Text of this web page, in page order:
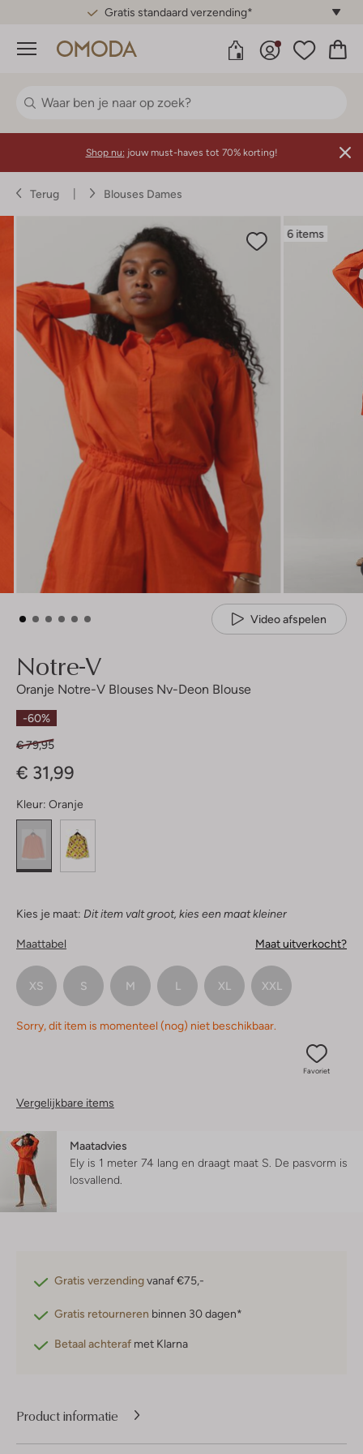
Gratis standaard verzending*
Menu
Shop nu: jouw must-haves tot 70% korting!
Terug Blouses Dames
6 items
Video afspelen
Notre-V
Oranje Notre-V Blouses Nv-Deon Blouse
-60%
€ 79,95
€ 31,99
Kleur: Oranje
Kies je maat: Dit item valt groot, kies een maat kleiner
Maattabel Maat uitverkocht?
XS S M L XL XXL
Sorry, dit item is momenteel (nog) niet beschikbaar.
Favoriet
Vergelijkbare items
Maatadvies
Ely is 1 meter 74 lang en draagt maat S. De pasvorm is
losvallend
Gratis verzendingvanaf €75,-
Gratis retourneren binnen 30 dagen*
Betaal achteraf met Klarna
Product informatie